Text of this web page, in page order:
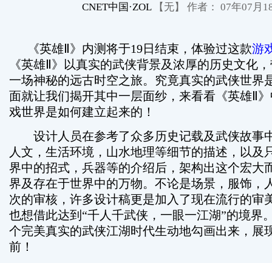
CNET中国·ZOL【无】 作者： 07年07月
《英雄Ⅱ》内测将于19日结束，体验过这款游
《英雄Ⅱ》以真实的武侠背景及浓厚的历史文化
一场神秘的远古时空之旅。究竟真实的武侠世界
面就让我们揭开其中一层面纱，来看看《英雄Ⅱ
戏世界是如何建立起来的！
设计人员在参考了众多历史记载及武侠故事
人文，生活环境，山水地理等细节的描述，以及
界中的招式，兵器等的介绍后，架构出这个宏大
界及存在于世界中的万物。不论是场景，服饰，
次的审核，许多设计稿更是加入了现在流行的审
也想借此达到“千人千武侠，一眼一江湖”的境界
个完美真实的武侠江湖时代生动地勾画出来，展
前！